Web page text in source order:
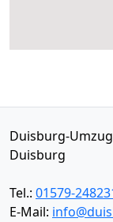
Duisburg-
Duisburg
Tel.: 01579-
E-Mail: